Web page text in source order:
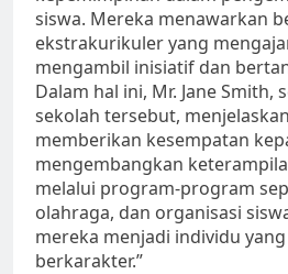
siswa. Mereka menawarkan
ekstrakurikuler yang
mengambil inisiatif dan
Dalam hal ini, Mr. Jane Smith,
sekolah tersebut,
memberikan kesempatan
mengembangkan
melalui program-program
olahraga, dan organisasi
mereka menjadi individu
berkarakter.”